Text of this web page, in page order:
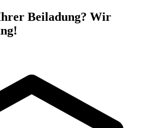
Beiladung? Wir